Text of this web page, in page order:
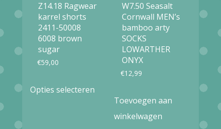
Z14.18 Ragwear
karrel shorts
2411-50008
6008 brown
sugar
€59,00
Opties selecteren
product
W7.50 Seasalt
Cornwall MEN’s
bamboo arty
SOCKS
LOWARTHER
ONYX
€12,99
Toevoegen aan
winkelwagen